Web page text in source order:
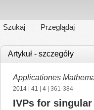
Szukaj Przeglądaj
Artykuł - szczegóły
Applicationes
2014 41 4 | 361-384
IVPs for